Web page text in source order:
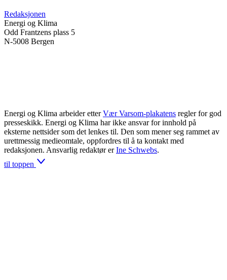
Redaksjonen
Energi og Klima
Odd Frantzens plass 5
N-5008 Bergen
Energi og Klima arbeider etter Vær Varsom-plakatens regler for god
presseskikk. Energi og Klima har ikke ansvar for innhold på
eksterne nettsider som det lenkes til. Den som mener seg rammet av
urettmessig medieomtale, oppfordres til å ta kontakt med
redaksjonen. Ansvarlig redaktør er Ine Schwebs.
til toppen